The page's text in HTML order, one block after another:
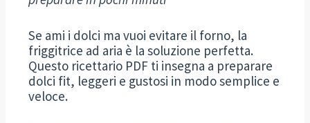
Se ami i dolci ma vuoi evitare il forno, la
friggitrice ad aria è la soluzione perfetta.
Questo ricettario PDF ti insegna a preparare
dolci fit, leggeri e gustosi in modo semplice e
veloce.